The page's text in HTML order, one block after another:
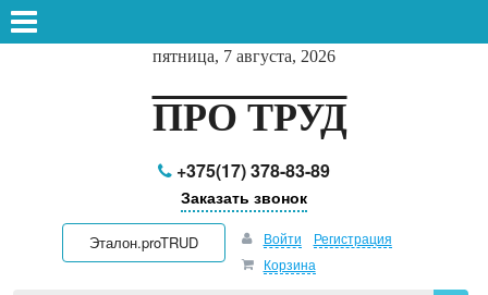
пятница, 7 августа, 2026
ПРО ТРУД
+375(17) 378-83-89
Заказать звонок
Эталон.proTRUD Войти
Регистрация
Корзина